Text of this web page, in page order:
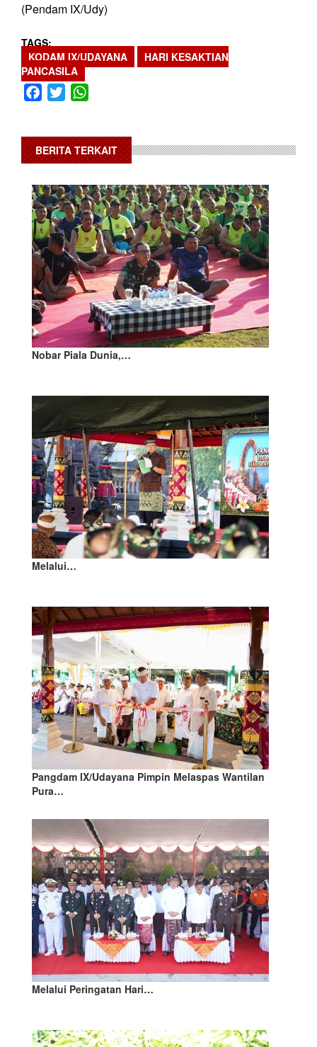
(Pendam IX/Udy)
TAGS
KODAM IX/UDAYANA
HARI KESAKTIAN
PANCASILA
Facebook
Twitter
BERITA TERKAIT
Nobar Piala Dunia,…
Melalui…
Pangdam IX/Udayana Pimpin Melaspas Wantilan
Pura…
Melalui Peringatan Hari…